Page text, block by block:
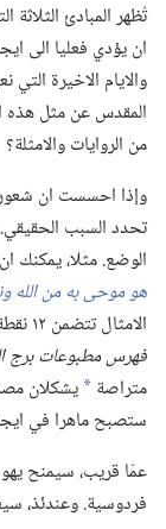
تُظهر المبادئ
ان يؤدي فعليا الى
والايام الاخيرة
المقدس عن مثل هذه
من الروايات والامثلة؟‏
وإذا احسست ان
تحدد السبب
الوضع.‏ مثلا،‏ يمكنك
هوموحى به من الله
الامثال تتضمن ١٢ نقطة توضح مجموعة كبيرة من المبادئ والنصائح.‏ كما ان
فهرس مطبوعات برج
متراصة * يشكلان
ستصبح ماهرا في
عمّا قريب،‏ سيمنح
فردوسية.‏ وعندئذ،‏